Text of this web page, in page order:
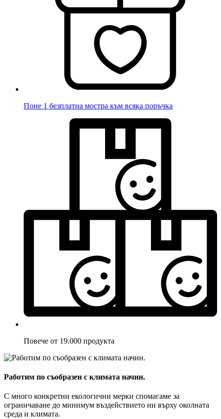
Поне 1 безплатна мостра към всяка поръчка
Повече от 19.000 продукта
Работим по съобразен с климата начин.
С много конкретни екологични мерки спомагаме за
ограничаване до минимум въздействието ни върху околната
среда и климата.